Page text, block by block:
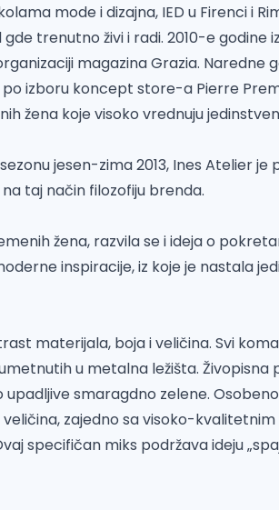
mode i dizajna, IED u Firenci i
trenutno živi i radi. 2010-e godine
magazina Grazia. Naredne
izboru koncept store-a Pierre
žena koje visoko vrednuju
jesen-zima 2013, Ines Atelier
taj način filozofiju brenda.
žena, razvila se i ideja o
inspiracije, iz koje je nastala
materijala, boja i veličina. Svi
u metalna ležišta.
upadljive smaragdno zelene.
zajedno sa visoko-
specifičan miks podržava ideju